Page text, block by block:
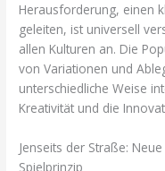
Herausforderung, einen
geleiten, ist universell
allen Kulturen an. Die
von Variationen und
unterschiedliche Weise
Kreativität und die
Jenseits der Straße:
Spielprinzip